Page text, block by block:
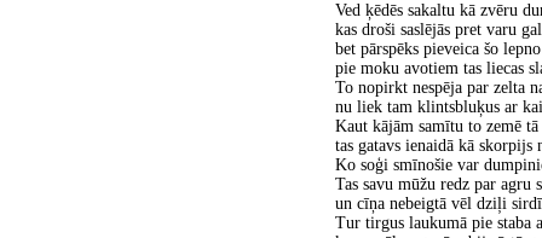
Ved ķēdēs sakaltu kā zvēru
kas droši saslējās pret varu
bet pārspēks pieveica šo
pie moku avotiem tas liecas
To nopirkt nespēja par zelta
nu liek tam klintsbluķus ar
Kaut kājām samītu to zemē
tas gatavs ienaidā kā skorpijs
Ko soģi smīnošie var
Tas savu mūžu redz par agru
un cīņa nebeigtā vēl dziļi
Tur tirgus laukumā pie staba